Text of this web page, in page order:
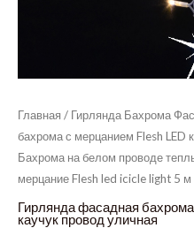
Главная / Гирлянда Бахрома
бахрома с мерцанием Flesh LED
Бахрома на белом проводе
мерцание Flesh led icicle light 5
Гирлянда фасадная
каучук провод уличная